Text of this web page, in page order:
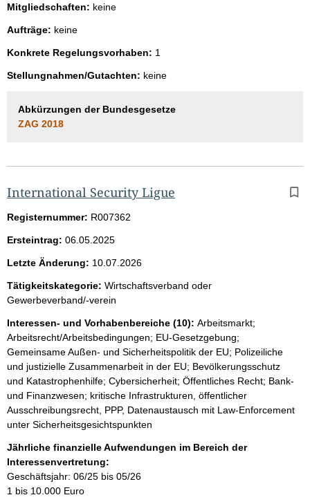
Mitgliedschaften: keine
Aufträge: keine
Konkrete Regelungsvorhaben: 1
Stellungnahmen/Gutachten: keine
Abkürzungen der Bundesgesetze
ZAG 2018
International Security Ligue
Registernummer: R007362
Ersteintrag: 06.05.2025
Letzte Änderung: 10.07.2026
Tätigkeitskategorie: Wirtschaftsverband oder
Gewerbeverband/-verein
Interessen- und Vorhabenbereiche (10): Arbeitsmarkt;
Arbeitsrecht/Arbeitsbedingungen; EU-Gesetzgebung;
Gemeinsame Außen- und Sicherheitspolitik der EU; Polizeiliche
und justizielle Zusammenarbeit in der EU; Bevölkerungsschutz
und Katastrophenhilfe; Cybersicherheit; Öffentliches Recht; Bank-
und Finanzwesen; kritische Infrastrukturen, öffentlicher
Ausschreibungsrecht, PPP, Datenaustausch mit Law-Enforcement
unter Sicherheitsgesichtspunkten
Jährliche finanzielle Aufwendungen im Bereich der
Interessenvertretung:
Geschäftsjahr: 06/25 bis 05/26
1 bis 10.000 Euro